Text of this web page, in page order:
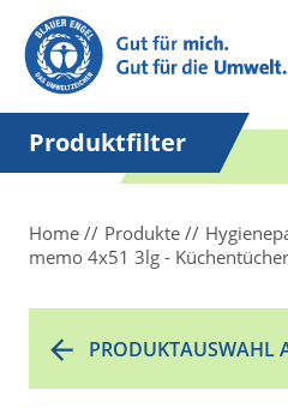
Suchbegriff in
Anführungszeichen
setzen.
Produktfilter
Home Produkte
memo 4x51 3lg - Küchentücher
PRODUKTAUSWAHL